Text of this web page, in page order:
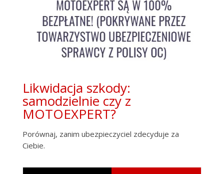
Likwidacja szkody:
samodzielnie czy z
MOTOEXPERT?
Porównaj, zanim ubezpieczyciel zdecyduje za
Ciebie.